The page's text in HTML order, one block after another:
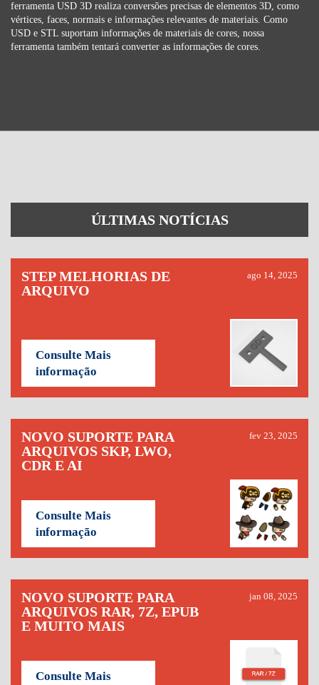
ferramenta USD 3D realiza conversões precisas de elementos 3D, como
vértices, faces, normais e informações relevantes de materiais. Como
USD e STL suportam informações de materiais de cores, nossa
ferramenta também tentará converter as informações de cores.
ÚLTIMAS NOTÍCIAS
STEP MELHORIAS DE
ARQUIVO
ago 14, 2025
Consulte Mais
informação
NOVO SUPORTE PARA
ARQUIVOS SKP, LWO,
CDR E AI
fev 23, 2025
Consulte Mais
informação
NOVO SUPORTE PARA
ARQUIVOS RAR, 7Z, EPUB
E MUITO MAIS
jan 08, 2025
Consulte Mais